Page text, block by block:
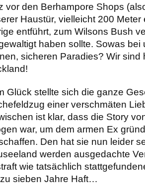
vor den Berhampore Shops
Haustür, vielleicht 200 Meter
entführt, zum Wilsons Bush
haben sollte. Sowas bei
sicheren Paradies? Wir sind
Glück stellte sich die ganze
einer verschmäten
ist klar, dass die Story
war, um dem armen Ex
Den hat sie nun leider
werden ausgedachte
wie tatsächlich
sieben Jahre Haft…